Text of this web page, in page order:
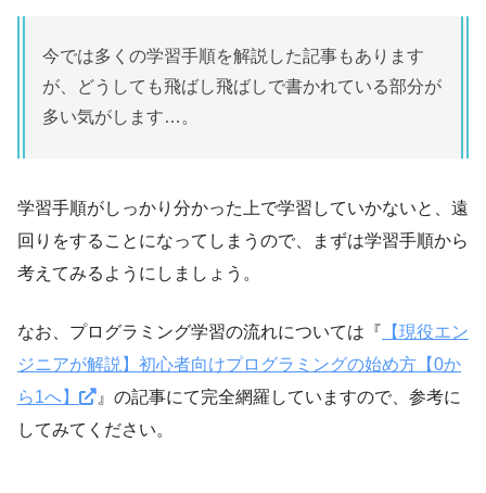
今では多くの学習手順を解説した記事もあります
が、どうしても飛ばし飛ばしで書かれている部分が
多い気がします…。
学習手順がしっかり分かった上で学習していかないと、遠
回りをすることになってしまうので、まずは学習手順から
考えてみるようにしましょう。
なお、プログラミング学習の流れについては『 【現役エン
ジニアが解説】初心者向けプログラミングの始め方【0か
ら1へ】
』の記事にて完全網羅していますので、参考に
してみてください。